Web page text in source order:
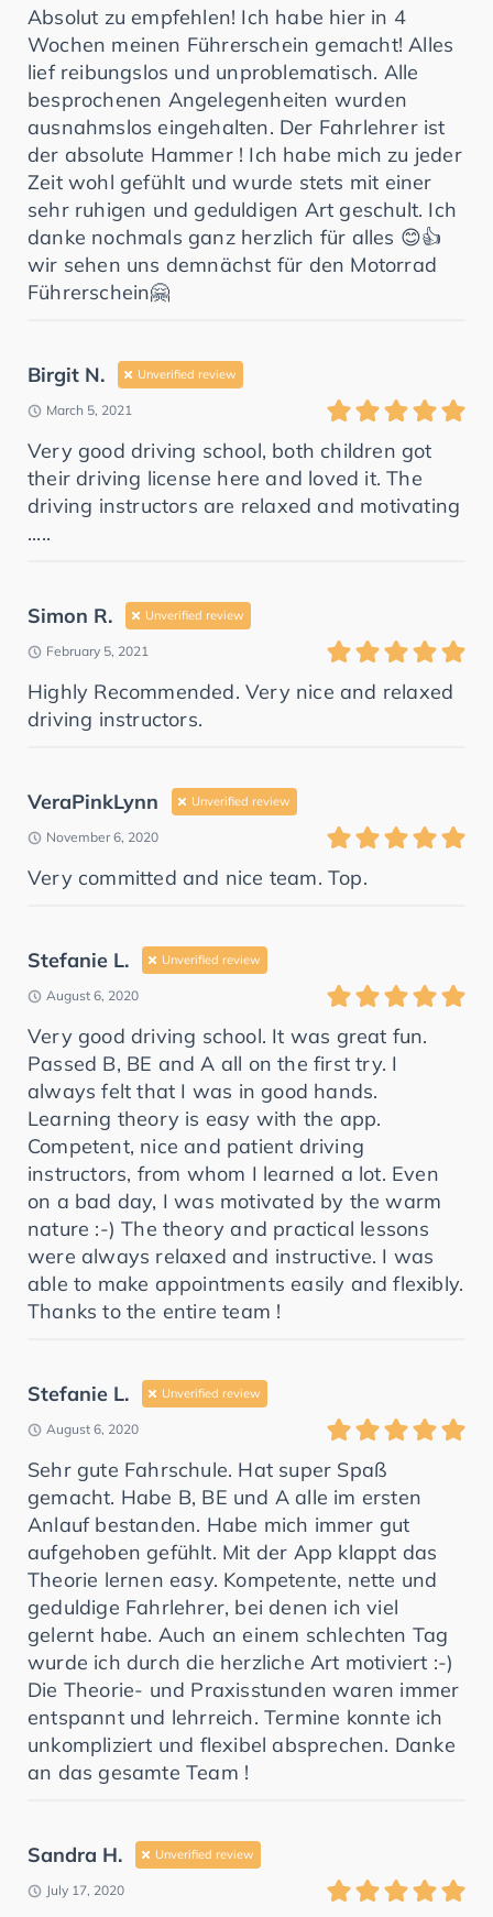
Absolut zu empfehlen! Ich habe hier in 4
Wochen meinen Führerschein gemacht! Alles
lief reibungslos und unproblematisch. Alle
besprochenen Angelegenheiten wurden
ausnahmslos eingehalten. Der Fahrlehrer ist
der absolute Hammer ! Ich habe mich zu jeder
Zeit wohl gefühlt und wurde stets mit einer
sehr ruhigen und geduldigen Art geschult. Ich
danke nochmals ganz herzlich für alles 😊👍
wir sehen uns demnächst für den Motorrad
Führerschein🤗
Birgit N. Unverified review
March 5, 2021
Very good driving school, both children got
their driving license here and loved it. The
driving instructors are relaxed and motivating
.....
Simon R. Unverified review
February 5, 2021
Highly Recommended. Very nice and relaxed
driving instructors.
VeraPinkLynn Unverified review
November 6, 2020
Very committed and nice team. Top.
Stefanie L. Unverified review
August 6, 2020
Very good driving school. It was great fun.
Passed B, BE and A all on the first try. I
always felt that I was in good hands.
Learning theory is easy with the app.
Competent, nice and patient driving
instructors, from whom I learned a lot. Even
on a bad day, I was motivated by the warm
nature :-) The theory and practical lessons
were always relaxed and instructive. I was
able to make appointments easily and flexibly.
Thanks to the entire team !
Stefanie L. Unverified review
August 6, 2020
Sehr gute Fahrschule. Hat super Spaß
gemacht. Habe B, BE und A alle im ersten
Anlauf bestanden. Habe mich immer gut
aufgehoben gefühlt. Mit der App klappt das
Theorie lernen easy. Kompetente, nette und
geduldige Fahrlehrer, bei denen ich viel
gelernt habe. Auch an einem schlechten Tag
wurde ich durch die herzliche Art motiviert :-)
Die Theorie- und Praxisstunden waren immer
entspannt und lehrreich. Termine konnte ich
unkompliziert und flexibel absprechen. Danke
an das gesamte Team !
Sandra H. Unverified review
July 17, 2020